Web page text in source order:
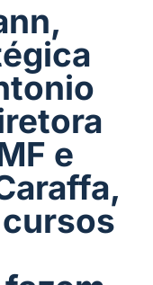
e